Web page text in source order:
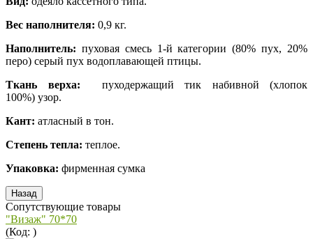
Вес наполнителя: 0,9 кг.
Наполнитель: пуховая смесь 1-й категории (80% пух, 20%
перо) серый пух водоплавающей птицы.
Ткань верха:
пуходержащий тик набивной (хлопок
100%) узор.
Кант: атласный в тон.
Степень тепла: теплое.
Упаковка: фирменная сумка
Сопутствующие товары
"Визаж" 70*70
(Код: )